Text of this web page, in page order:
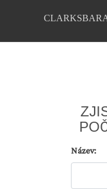
Název: